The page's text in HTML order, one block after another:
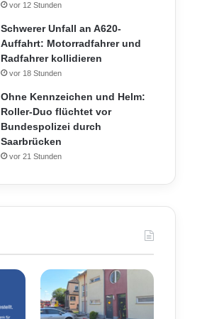
vor 12 Stunden
Schwerer Unfall an A620-
Auffahrt: Motorradfahrer und
Radfahrer kollidieren
vor 18 Stunden
Ohne Kennzeichen und Helm:
Roller-Duo flüchtet vor
Bundespolizei durch
Saarbrücken
vor 21 Stunden